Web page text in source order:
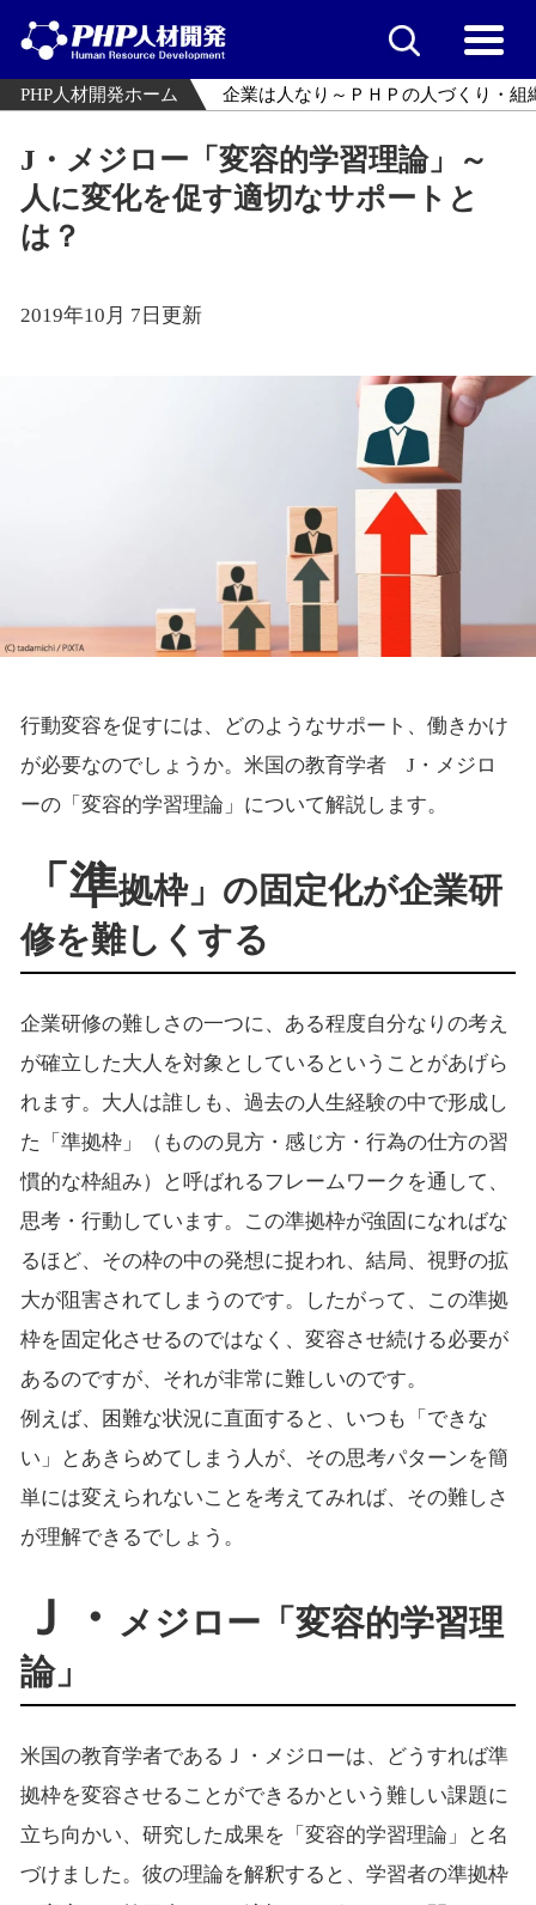
PHP人材開発ホーム 企業は人なり～ＰＨＰの人づくり・組
J・メジロー「変容的学習理論」～
人に変化を促す適切なサポートと
は？
2019年10月 7日更新
行動変容を促すには、どのようなサポート、働きかけ
が必要なのでしょうか。米国の教育学者 J・メジロ
ーの「変容的学習理論」について解説します。
「準拠枠」の固定化が企業研
修を難しくする
企業研修の難しさの一つに、ある程度自分なりの考え
が確立した大人を対象としているということがあげら
れます。大人は誰しも、過去の人生経験の中で形成し
た「準拠枠」（ものの見方・感じ方・行為の仕方の習
慣的な枠組み）と呼ばれるフレームワークを通して、
思考・行動しています。この準拠枠が強固になればな
るほど、その枠の中の発想に捉われ、結局、視野の拡
大が阻害されてしまうのです。したがって、この準拠
枠を固定化させるのではなく、変容させ続ける必要が
あるのですが、それが非常に難しいのです。
例えば、困難な状況に直面すると、いつも「できな
い」とあきらめてしまう人が、その思考パターンを簡
単には変えられないことを考えてみれば、その難しさ
が理解できるでしょう。
Ｊ・ メジロー「変容的学習理
論」
米国の教育学者であるＪ・メジローは、どうすれば準
拠枠を変容させることができるかという難しい課題に
立ち向かい、研究した成果を「変容的学習理論」と名
づけました。彼の理論を解釈すると、学習者の準拠枠